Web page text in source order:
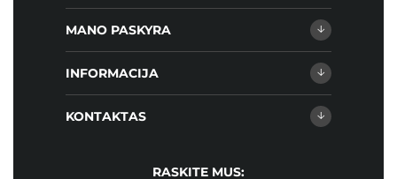
MANO PASKYRA
INFORMACIJA
KONTAKTAS
RASKITE MUS: